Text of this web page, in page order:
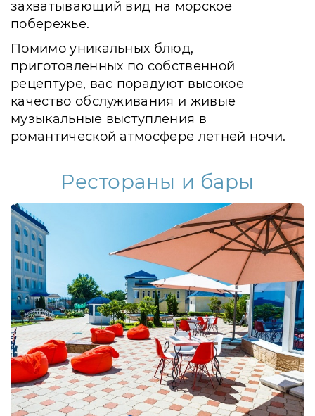
захватывающий вид на морское
побережье.
Помимо уникальных блюд,
приготовленных по собственной
рецептуре, вас порадуют высокое
качество обслуживания и живые
музыкальные выступления в
романтической атмосфере летней ночи.
Рестораны и бары